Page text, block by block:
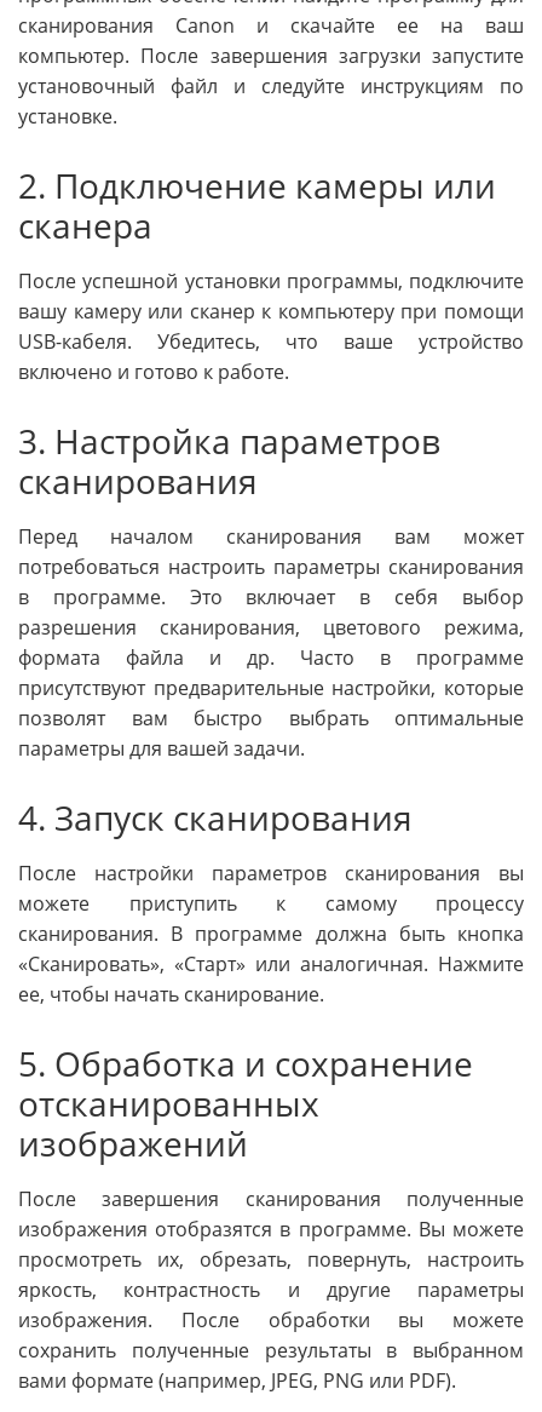
сканирования Canon и скачайте ее на ваш
компьютер. После завершения загрузки запустите
установочный файл и следуйте инструкциям по
установке.
2. Подключение камеры или
сканера
После успешной установки программы, подключите
вашу камеру или сканер к компьютеру при помощи
USB-кабеля. Убедитесь, что ваше устройство
включено и готово к работе.
3. Настройка параметров
сканирования
Перед началом сканирования вам может
потребоваться настроить параметры сканирования
в программе. Это включает в себя выбор
разрешения сканирования, цветового режима,
формата файла и др. Часто в программе
присутствуют предварительные настройки, которые
позволят вам быстро выбрать оптимальные
параметры для вашей задачи.
4. Запуск сканирования
После настройки параметров сканирования вы
можете приступить к самому процессу
сканирования. В программе должна быть кнопка
«Сканировать», «Старт» или аналогичная. Нажмите
ее, чтобы начать сканирование.
5. Обработка и сохранение
отсканированных
изображений
После завершения сканирования полученные
изображения отобразятся в программе. Вы можете
просмотреть их, обрезать, повернуть, настроить
яркость, контрастность и другие параметры
изображения. После обработки вы можете
сохранить полученные результаты в выбранном
вами формате (например, JPEG, PNG или PDF).